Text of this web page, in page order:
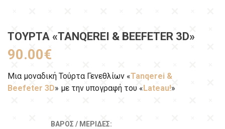
ΤΟΎΡΤΑ «TANQEREI & BEEFETER 3D»
90.00€
Μια μοναδική Τούρτα Γενεθλίων «Tanqerei &
Beefeter 3D» με την υπογραφή του « Lateau!»
ΒΆΡΟΣ / ΜΕΡΊΔΕΣ: